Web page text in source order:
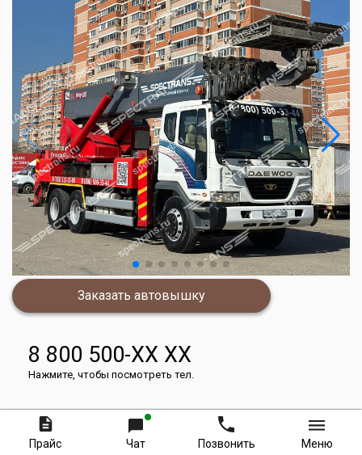
Заказать автовышку
8 800 500-XX XX
Нажмите, чтобы посмотреть тел.
Стоимость аренды за 8 часов
Прайс Чат Позвонить Меню